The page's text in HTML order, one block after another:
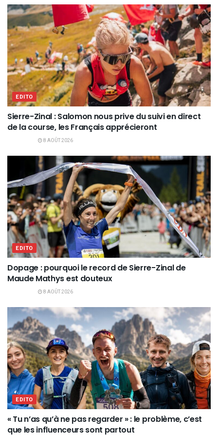
EDITO
Sierre-Zinal : Salomon nous prive du suivi en direct
de la course, les Français apprécieront
8 AOÛT 2026
EDITO
Dopage : pourquoi le record de Sierre-Zinal de
Maude Mathys est douteux
8 AOÛT 2026
EDITO
« Tu n’as qu’à ne pas regarder » : le problème, c’est
que les influenceurs sont partout